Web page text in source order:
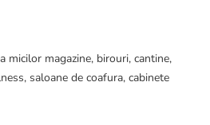
micilor magazine, birouri, cantine,
saloane de coafura, cabinete